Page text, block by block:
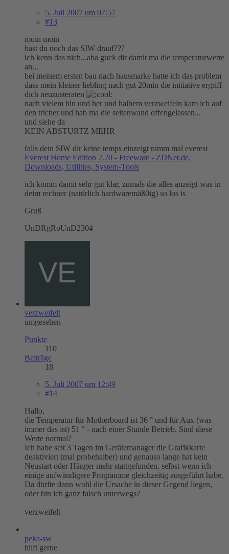
5. Juli 2007 um 07:57
#13
moin moin
hast du noch das SIW drauf???
ich kenn das nich...aba guck dir damit ma die temperaturwerte
an...
bei meinem ersten bau nach hausmarke hatte ich das problem
dass mein kleiner liebling nach gut 20min die initiative ergriff
dich neuzusteraten
nach vielem hin und her und halbem verzweifeln kam ich auf
den tricher und hab ma die seitenwand offengelassen...
und siehe da
KEIN ABSTURTZ MEHR
falls dein SIW dir keine temps einzeigt nimm mal everest
Everest Home Edition 2.20 - Freeware - ZDNet.de,
Downloads, Utilities, System-Tools
ich komm damit sehr gut klar, zumals die alles anzeigt was in
deim rechner (natürlich hardwaremäß0ig) so los is
Gruß
UnDRgRoUnD2304
verzweifelt
umgesehen
Punkte
110
Beiträge
18
5. Juli 2007 um 12:49
#14
Hallo,
die Temperatur für Motherboard ist 36 ° und für Aux (was
immer das ist) 51 ° - nach einer Stunde Betrieb. Sind diese
Werte normal?
Ich habe seit 3 Tagen im Gerätemanager die Grafikkarte
deaktiviert (mal probehalber) und genauso lange hat kein
Neustart oder Hänger mehr stattgefunden, selbst wenn ich
einige aufwändigere Programme gleichzeitig ausgeführt habe.
Da dürfte dann wohl die Ursache in dieser Gegend liegen,
oder bin ich ganz falsch unterwegs?
verzweifelt
peka-sw
hilft gerne